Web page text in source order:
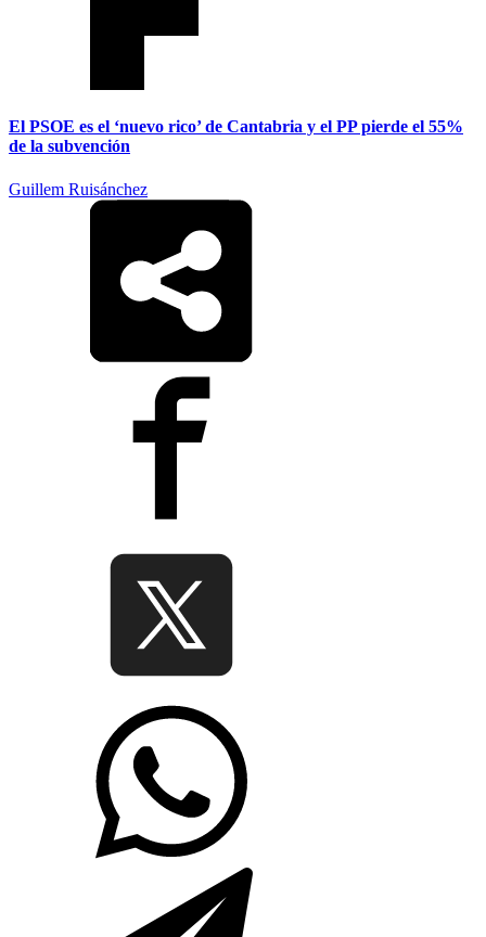
El PSOE es el ‘nuevo rico’ de Cantabria y el PP pierde el 55%
de la subvención
Guillem Ruisánchez